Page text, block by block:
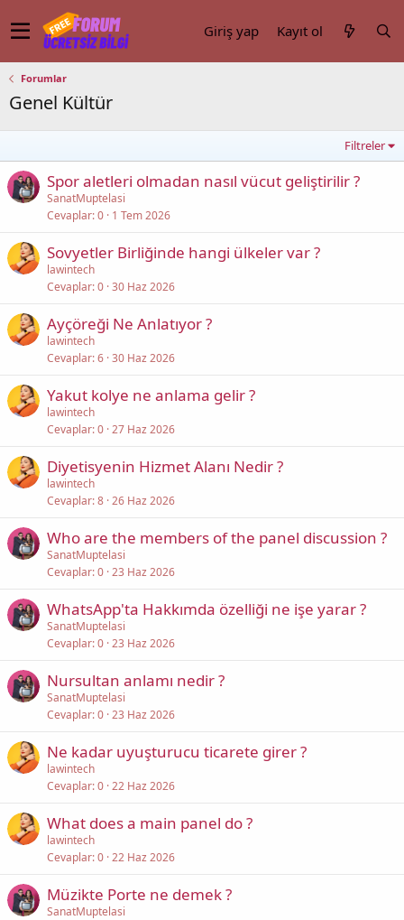
Giriş yap Kayıt ol
Forumlar
Genel Kültür
Filtreler
Spor aletleri olmadan nasıl vücut geliştirilir ?
SanatMuptelasi
Cevaplar 0 1 Tem 2026
Sovyetler Birliğinde hangi ülkeler var ?
lawintech
Cevaplar 0 30 Haz 2026
Ayçöreği Ne Anlatıyor ?
lawintech
Cevaplar 6 30 Haz 2026
Yakut kolye ne anlama gelir ?
lawintech
Cevaplar 0 27 Haz 2026
Diyetisyenin Hizmet Alanı Nedir ?
lawintech
Cevaplar 8 26 Haz 2026
Who are the members of the panel discussion ?
SanatMuptelasi
Cevaplar 0 23 Haz 2026
WhatsApp'ta Hakkımda özelliği ne işe yarar ?
SanatMuptelasi
Cevaplar 0 23 Haz 2026
Nursultan anlamı nedir ?
SanatMuptelasi
Cevaplar 0 23 Haz 2026
Ne kadar uyuşturucu ticarete girer ?
lawintech
Cevaplar 0 22 Haz 2026
What does a main panel do ?
lawintech
Cevaplar 0 22 Haz 2026
Müzikte Porte ne demek ?
SanatMuptelasi